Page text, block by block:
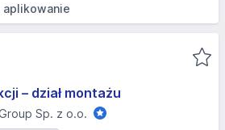
aplikowanie
– dział montażu
Sp. z o.o.